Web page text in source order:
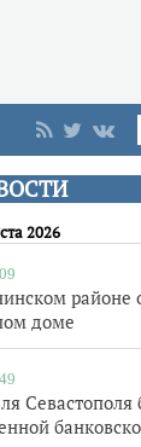
2026
районе
доме
Севастополя